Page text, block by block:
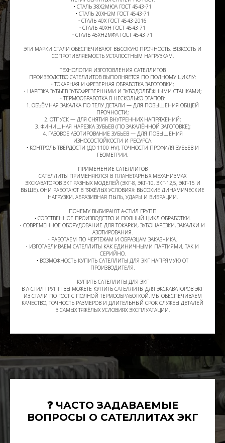
• СТАЛЬ 38Х2МЮА ГОСТ 4543-71
• СТАЛЬ 20ХН2М ГОСТ 4543-71
• СТАЛЬ 40Х ГОСТ 4543-2016
• СТАЛЬ 40ХН ГОСТ 4543-71
• СТАЛЬ 45ХН2МФА ГОСТ 4543-71
ЭТИ МАРКИ СТАЛИ ОБЕСПЕЧИВАЮТ ВЫСОКУЮ ПРОЧНОСТЬ, ВЯЗКОСТЬ И
СОПРОТИВЛЯЕМОСТЬ УСТАЛОСТНЫМ НАГРУЗКАМ.
ТЕХНОЛОГИЯ ИЗГОТОВЛЕНИЯ САТЕЛЛИТОВ
ПРОИЗВОДСТВО САТЕЛЛИТОВ ВЫПОЛНЯЕТСЯ ПО ПОЛНОМУ ЦИКЛУ:
• ТОКАРНАЯ И ФРЕЗЕРНАЯ ОБРАБОТКА ЗАГОТОВКИ;
• НАРЕЗКА ЗУБЬЕВ ЗУБОФРЕЗЕРНЫМИ И ЗУБОДОЛБЁЖНЫМИ СТАНКАМИ;
• ТЕРМООБРАБОТКА В НЕСКОЛЬКО ЭТАПОВ:
1. ОБЪЁМНАЯ ЗАКАЛКА ПО ТЕЛУ ДЕТАЛИ — ДЛЯ ПОВЫШЕНИЯ ОБЩЕЙ
ПРОЧНОСТИ;
2. ОТПУСК — ДЛЯ СНЯТИЯ ВНУТРЕННИХ НАПРЯЖЕНИЙ;
3. ФИНИШНАЯ НАРЕЗКА ЗУБЬЕВ (ПО ЗАКАЛЁННОЙ ЗАГОТОВКЕ);
4. ГАЗОВОЕ АЗОТИРОВАНИЕ ЗУБЬЕВ — ДЛЯ ПОВЫШЕНИЯ
ИЗНОСОСТОЙКОСТИ И РЕСУРСА.
• КОНТРОЛЬ ТВЁРДОСТИ (ДО 1100 HV), ТОЧНОСТИ ПРОФИЛЯ ЗУБЬЕВ И
ГЕОМЕТРИИ.
ПРИМЕНЕНИЕ САТЕЛЛИТОВ
САТЕЛЛИТЫ ПРИМЕНЯЮТСЯ В ПЛАНЕТАРНЫХ МЕХАНИЗМАХ
ЭКСКАВАТОРОВ ЭКГ РАЗНЫХ МОДЕЛЕЙ (ЭКГ-8, ЭКГ-10, ЭКГ-12,5, ЭКГ-15 И
ВЫШЕ). ОНИ РАБОТАЮТ В ТЯЖЁЛЫХ УСЛОВИЯХ: ВЫСОКИЕ ДИНАМИЧЕСКИЕ
НАГРУЗКИ, АБРАЗИВНАЯ ПЫЛЬ, УДАРЫ И ВИБРАЦИИ.
ПОЧЕМУ ВЫБИРАЮТ А-СТИЛ ГРУПП
• СОБСТВЕННОЕ ПРОИЗВОДСТВО И ПОЛНЫЙ ЦИКЛ ОБРАБОТКИ.
• СОВРЕМЕННОЕ ОБОРУДОВАНИЕ ДЛЯ ТОКАРКИ, ЗУБОНАРЕЗКИ, ЗАКАЛКИ И
АЗОТИРОВАНИЯ.
• РАБОТАЕМ ПО ЧЕРТЕЖАМ И ОБРАЗЦАМ ЗАКАЗЧИКА.
• ИЗГОТАВЛИВАЕМ САТЕЛЛИТЫ КАК ЕДИНИЧНЫМИ ПАРТИЯМИ, ТАК И
СЕРИЙНО.
• ВОЗМОЖНОСТЬ КУПИТЬ САТЕЛЛИТЫ ДЛЯ ЭКГ НАПРЯМУЮ ОТ
ПРОИЗВОДИТЕЛЯ.
КУПИТЬ САТЕЛЛИТЫ ДЛЯ ЭКГ
В А-СТИЛ ГРУПП ВЫ МОЖЕТЕ КУПИТЬ САТЕЛЛИТЫ ДЛЯ ЭКСКАВАТОРОВ ЭКГ
ИЗ СТАЛИ ПО ГОСТ С ПОЛНОЙ ТЕРМООБРАБОТКОЙ. МЫ ОБЕСПЕЧИВАЕМ
КАЧЕСТВО, ТОЧНОСТЬ РАЗМЕРОВ И ДЛИТЕЛЬНЫЙ СРОК СЛУЖБЫ ДЕТАЛЕЙ
В САМЫХ ТЯЖЁЛЫХ УСЛОВИЯХ ЭКСПЛУАТАЦИИ.
❓ ЧАСТО ЗАДАВАЕМЫЕ
ВОПРОСЫ О САТЕЛЛИТАХ ЭКГ